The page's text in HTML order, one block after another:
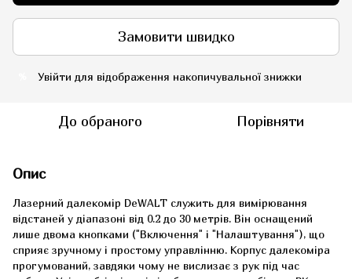
Замовити швидко
Увійти для відображення накопичувальної знижки
До обраного Порівняти
Опис
Лазерний далекомір DeWALT служить для вимірювання
відстаней у діапазоні від 0.2 до 30 метрів. Він оснащений
лише двома кнопками (″Включення″ і ″Налаштування″), що
сприяє зручному і простому управлінню. Корпус далекоміра
прогумований, завдяки чому не вислизає з рук під час